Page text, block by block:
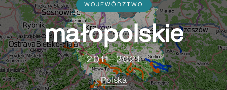
WOJEWÓDZTWO
małopolskie
2011–2021
Polska